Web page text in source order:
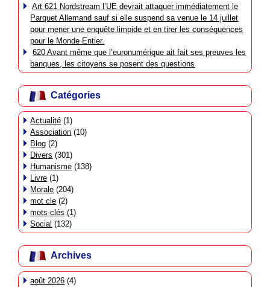
Art 621 Nordstream l’UE devrait attaquer immédiatement le
Parquet Allemand sauf si elle suspend sa venue le 14 juillet
pour mener une enquête limpide et en tirer les conséquences
pour le Monde Entier.
620 Avant même que l’euronumérique ait fait ses preuves les
banques, les citoyens se posent des questions
Catégories
Actualité (1)
Association (10)
Blog (2)
Divers (301)
Humanisme (138)
Livre (1)
Morale (204)
mot cle (2)
mots-clés (1)
Social (132)
Archives
août 2026 (4)